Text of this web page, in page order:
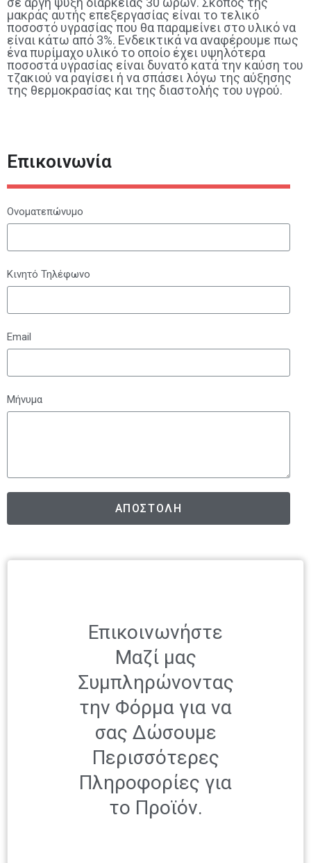
μακράς αυτής επεξεργασίας είναι το τελικό
ποσοστό υγρασίας που θα παραμείνει στο υλικό να
είναι κάτω από 3%. Ενδεικτικά να αναφέρουμε πως
ένα πυρίμαχο υλικό το οποίο έχει υψηλότερα
ποσοστά υγρασίας είναι δυνατό κατά την καύση του
τζακιού να ραγίσει ή να σπάσει λόγω της αύξησης
της θερμοκρασίας και της διαστολής του υγρού.
Επικοινωνία
Ονοματεπώνυμο
Κινητό Τηλέφωνο
Email
Μήνυμα
ΑΠΟΣΤΟΛΗ
Επικοινωνήστε
Μαζί μας
Συμπληρώνοντας
την Φόρμα για να
σας Δώσουμε
Περισσότερες
Πληροφορίες για
το Προϊόν.